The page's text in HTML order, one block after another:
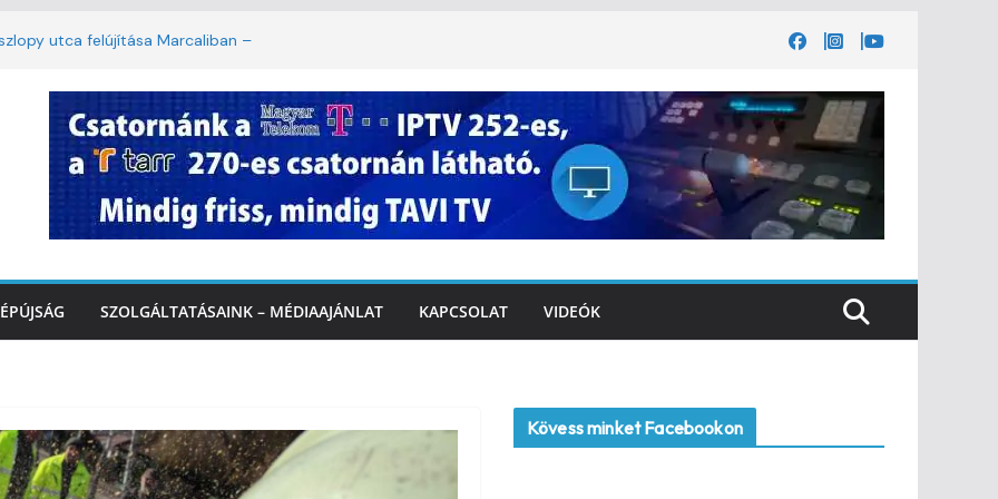
utca felújítása Marcaliban –
lakossági felháborodást váltott ki a
Marcaliban – VIDEÓ
– az első félidő végén
SZOLGÁLTATÁSAINK – MÉDIAAJÁNLAT KAPCSOLAT VIDEÓK
Kövess minket Facebookon